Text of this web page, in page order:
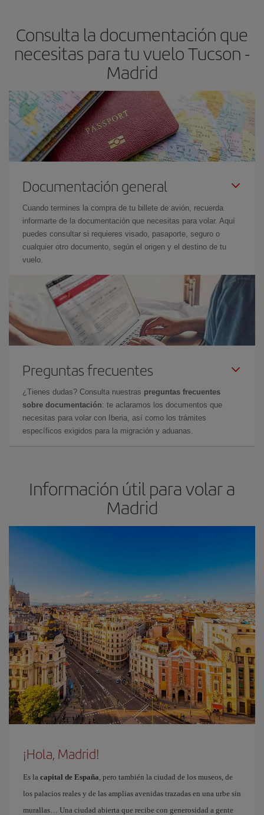
avión más baratos te saldrán. Además, si buscas los vuelos con
las fechas y los horarios del viaje un poco abiertos, podráselegir
el precio más barato.
Consulta la documentación que
necesitas para tu vuelo Tucson -
Madrid
Documentación general
Cuando termines la compra de tu billete de avión, recuerda
informarte de la documentación que necesitas para volar. Aquí
puedes consultar si requieres visado, pasaporte, seguro o
cualquier otro documento, según el origen y el destino de tu
vuelo.
Preguntas frecuentes
¿Tienes dudas? Consulta nuestras preguntas frecuentes
sobre documentación: te aclaramos los documentos que
necesitas para volar con Iberia, así como los trámites
específicos exigidos para la migración y aduanas.
Información útil para volar a
Madrid
¡Hola, Madrid!
Es la capital de España, pero también la ciudad de los museos, de
los palacios reales y de las amplias avenidas trazadas en una urbe sin
murallas… Una ciudad abierta que recibe con generosidad a gente